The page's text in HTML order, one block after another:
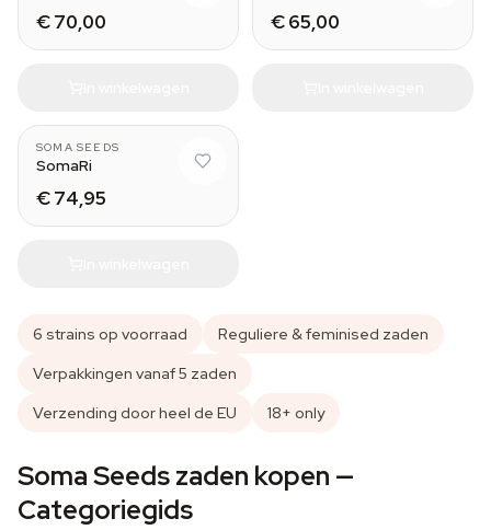
€ 70,00 € 65,00
SOMA SEEDS
SomaRi
€ 74,95
6 strains op voorraad
Reguliere & feminised zaden
Verpakkingen vanaf 5 zaden
Verzending door heel de EU
18+ only
Soma Seeds zaden kopen —
Categoriegids